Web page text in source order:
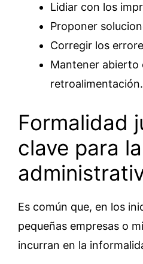
Lidiar con los
Proponer
Corregir los
Mantener abierto
retroalimentación.
Formalidad
clave para
Es común que, en los
pequeñas empresas o
incurran en la